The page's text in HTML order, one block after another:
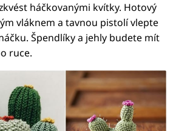
háčkovanými kvítky. Hotový
vláknem a tavnou pistolí vlepte
Špendlíky a jehly budete mít
ruce.